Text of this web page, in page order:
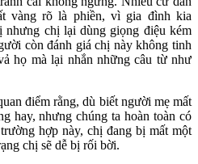
vàng rõ là phiền, vì gia đình kia
chị lại dùng giọng điệu kém
còn đánh giá chị này không tinh
họ mà lại nhắn những câu từ như
điểm rằng, dù biết người mẹ mất
hay, nhưng chúng ta hoàn toàn có
hợp này, chị đang bị mất một
chị sẽ dễ bị rối bời.